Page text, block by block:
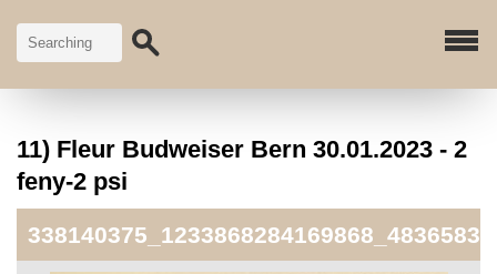
11) Fleur Budweiser Bern 30.01.2023 - 2
feny-2 psi